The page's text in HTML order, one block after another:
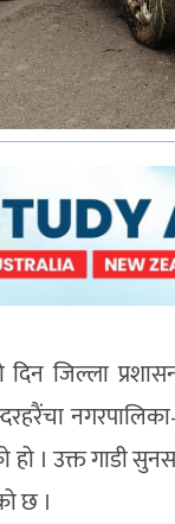
दिन जिल्ला
नगरपालिका
हो । उक्त गाडी
छ ।